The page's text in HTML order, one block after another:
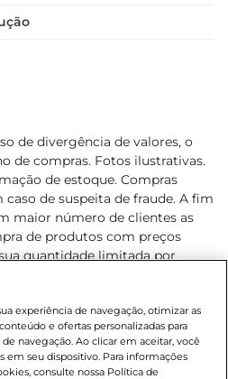
de divergência de valores, o
de compras. Fotos ilustrativas.
de estoque. Compras
de suspeita de fraude. A fim
maior número de clientes as
de produtos com preços
quantidade limitada por
o dia de hoje, podendo
notificação. Proibida a venda
menores de 18 anos, conforme
II (Estatuto da Criança e do
exclusivos para o
experiência de navegação, otimizar as
e ofertas personalizadas para
navegação. Ao clicar em aceitar, você
em seu dispositivo. Para informações
consulte nossa Política de